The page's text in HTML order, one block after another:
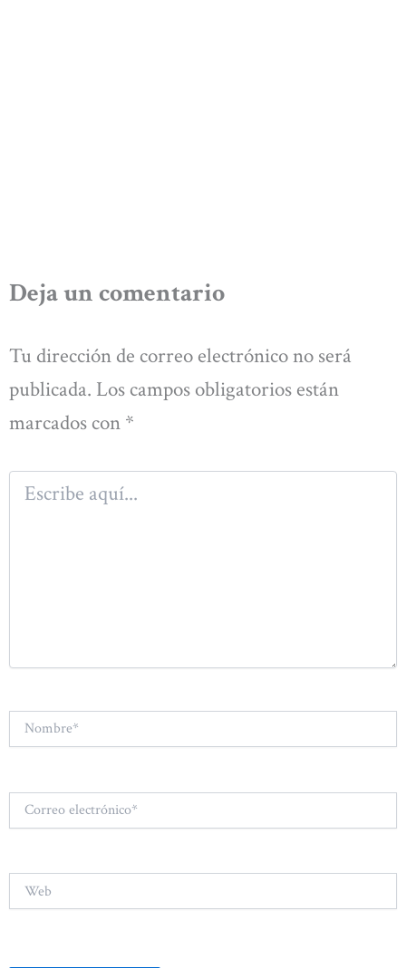
Deja un comentario
Tu dirección de correo electrónico no será
publicada. Los campos obligatorios están
marcados con *
aquí...
Nombre*
electrónico*